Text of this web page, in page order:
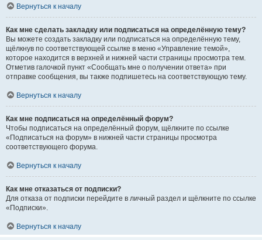
Вернуться к началу
Как мне сделать закладку или подписаться на определённую тему?
Вы можете создать закладку или подписаться на определённую тему,
щёлкнув по соответствующей ссылке в меню «Управление темой»,
которое находится в верхней и нижней части страницы просмотра тем.
Отметив галочкой пункт «Сообщать мне о получении ответа» при
отправке сообщения, вы также подпишетесь на соответствующую тему.
Вернуться к началу
Как мне подписаться на определённый форум?
Чтобы подписаться на определённый форум, щёлкните по ссылке
«Подписаться на форум» в нижней части страницы просмотра
соответствующего форума.
Вернуться к началу
Как мне отказаться от подписки?
Для отказа от подписки перейдите в личный раздел и щёлкните по ссылке
«Подписки».
Вернуться к началу